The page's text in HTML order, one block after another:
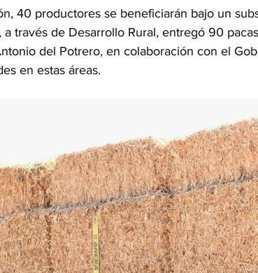
40 productores se beneficiarán bajo un
a través de Desarrollo Rural, entregó 90
del Potrero, en colaboración con el
en estas áreas.